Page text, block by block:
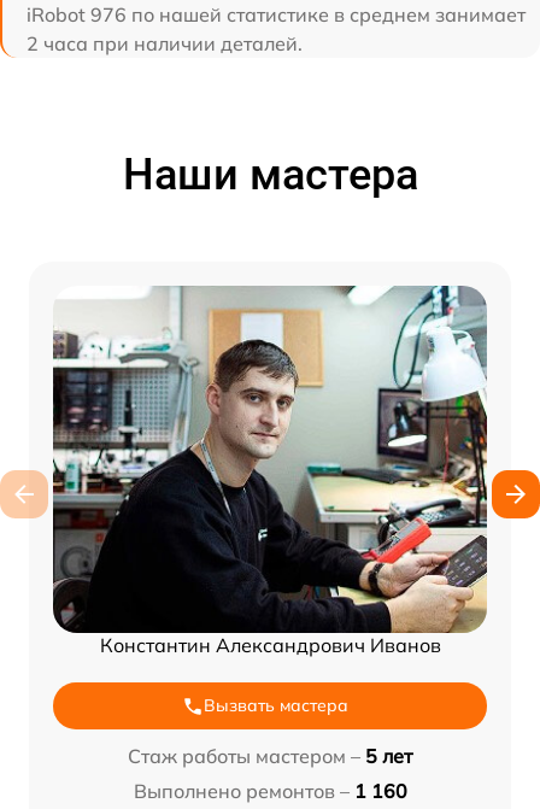
iRobot 976 по нашей статистике в среднем занимает
2 часа при наличии деталей.
Наши мастера
Константин Александрович Иванов
Вызвать мастера
Стаж работы мастером – 5 лет
Выполнено ремонтов – 1 160